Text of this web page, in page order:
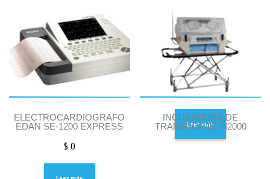
ELECTROCARDIOGRAFO
EDAN SE-1200 EXPRESS
$ 0
INCUBADORA DE
TRANSPORTE TI2000
Leer más